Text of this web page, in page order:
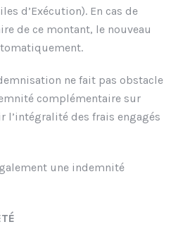
d’Exécution). En cas de
de ce montant, le nouveau
ne fait pas obstacle
complémentaire sur
des frais engagés
une indemnité